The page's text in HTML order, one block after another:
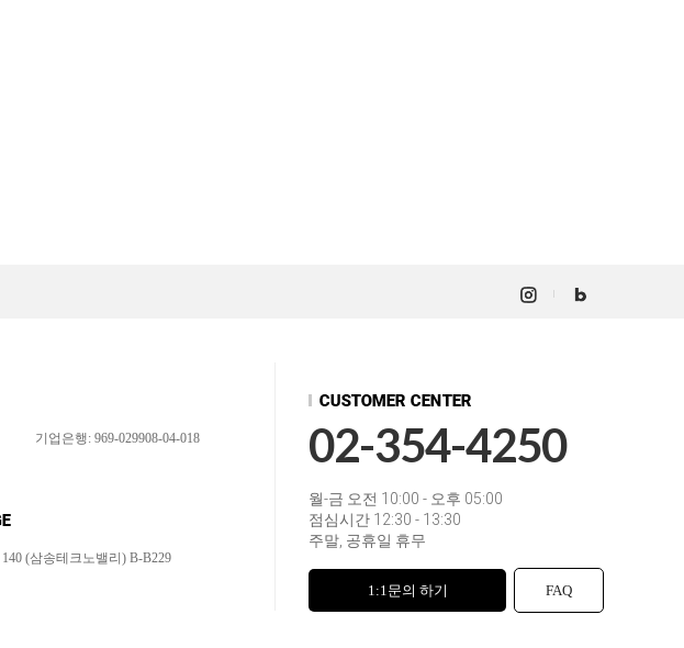
기업은행: 969-029908-04-018
(삼송테크노밸리) B-B229
02-354-4250
월-금 오전 10:00 - 오후 05:00
점심시간 12:30 - 13:30
주말, 공휴일 휴무
1:1문의 하기 FAQ